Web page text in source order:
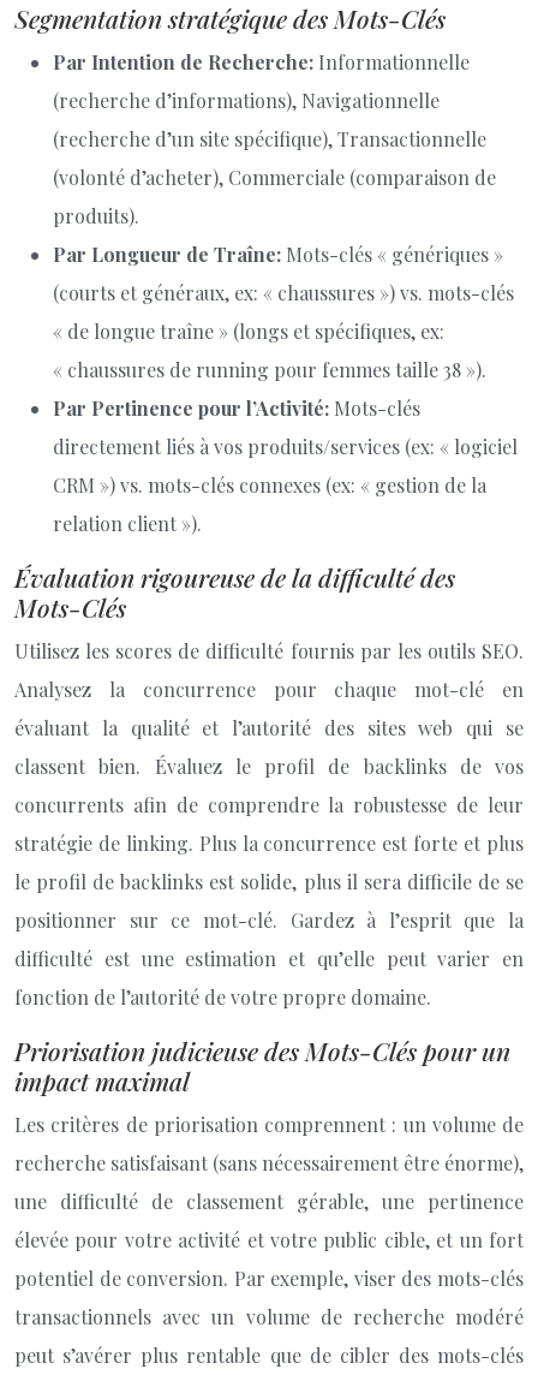
Segmentation stratégique des Mots-Clés
Par Intention de Recherche: Informationnelle
(recherche d’informations), Navigationnelle
(recherche d’un site spécifique), Transactionnelle
(volonté d’acheter), Commerciale (comparaison de
produits).
Par Longueur de Traîne: Mots-clés « génériques »
(courts et généraux, ex: « chaussures ») vs. mots-clés
« de longue traîne » (longs et spécifiques, ex:
« chaussures de running pour femmes taille 38 »).
Par Pertinence pour l’Activité: Mots-clés
directement liés à vos produits/services (ex: « logiciel
CRM ») vs. mots-clés connexes (ex: « gestion de la
relation client »).
Évaluation rigoureuse de la difficulté des
Mots-Clés
Utilisez les scores de difficulté fournis par les outils SEO.
Analysez la concurrence pour chaque mot-clé en
évaluant la qualité et l’autorité des sites web qui se
classent bien. Évaluez le profil de backlinks de vos
concurrents afin de comprendre la robustesse de leur
stratégie de linking. Plus la concurrence est forte et plus
le profil de backlinks est solide, plus il sera difficile de se
positionner sur ce mot-clé. Gardez à l’esprit que la
difficulté est une estimation et qu’elle peut varier en
fonction de l’autorité de votre propre domaine.
Priorisation judicieuse des Mots-Clés pour un
impact maximal
Les critères de priorisation comprennent : un volume de
recherche satisfaisant (sans nécessairement être énorme),
une difficulté de classement gérable, une pertinence
élevée pour votre activité et votre public cible, et un fort
potentiel de conversion. Par exemple, viser des mots-clés
transactionnels avec un volume de recherche modéré
peut s’avérer plus rentable que de cibler des mots-clés